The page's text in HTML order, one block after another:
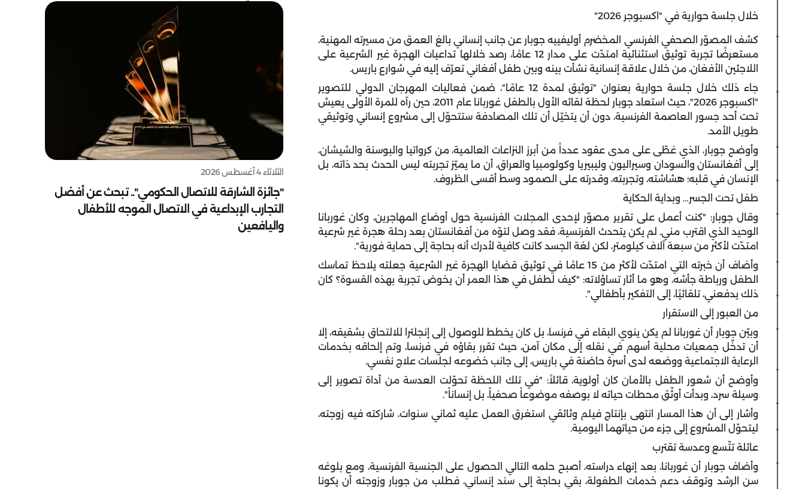
خلال جلسة حوارية في "اكسبوجر 2026"
كشف المصوّر الصحفي الفرنسي المخضرم أوليفييه جوبار عن جانب إنساني بالغ العمق من مسيرته المهنية،
مستعرضًا تجربة توثيق استثنائية امتدّت على مدار 12 عامًا، رصد خلالها تداعيات الهجرة غير الشرعية على
اللاجئين الأفغان، من خلال علاقة إنسانية نشأت بينه وبين طفل أفغاني تعرّف إليه في شوارع باريس.
جاء ذلك خلال جلسة حوارية بعنوان "توثيق لمدة 12 عامًا"، ضمن فعاليات المهرجان الدولي للتصوير
"اكسبوجر 2026"، حيث استعاد جوبار لحظة لقائه الأول بالطفل غوربانا عام 2011، حين رآه للمرة الأولى يعيش
تحت أحد جسور العاصمة الفرنسية، دون أن يتخيّل أن تلك المصادفة ستتحوّل إلى مشروع إنساني وتوثيقي
طويل الأمد.
وأوضح جوبار، الذي غطّى على مدى عقود عدداً من أبرز النزاعات العالمية، من كرواتيا والبوسنة والشيشان،
إلى أفغانستان والسودان وسيراليون وليبيريا وكولومبيا والعراق، أن ما يميّز تجربته ليس الحدث بحد ذاته، بل
الإنسان في قلبه؛ هشاشته، وتجربته، وقدرته على الصمود وسط أقسى الظروف.
طفل تحت الجسر… وبداية الحكاية
وقال جوبار: "كنت أعمل على تقرير مصوّر لإحدى المجلات الفرنسية حول أوضاع المهاجرين، وكان غوربانا
الوحيد الذي اقترب مني. لم يكن يتحدث الفرنسية، فقد وصل لتوّه من أفغانستان بعد رحلة هجرة غير شرعية
امتدّت لأكثر من سبعة آلاف كيلومتر، لكن لغة الجسد كانت كافية لأدرك أنه بحاجة إلى حماية فورية".
وأضاف أن خبرته التي امتدّت لأكثر من 15 عامًا في توثيق قضايا الهجرة غير الشرعية جعلته يلاحظ تماسك
الطفل ورباطة جأشه، وهو ما أثار تساؤلاته: "كيف لطفل في هذا العمر أن يخوض تجربة بهذه القسوة؟ كان
ذلك يدفعني، تلقائيًا، إلى التفكير بأطفالي".
من العبور إلى الاستقرار
وبيّن جوبار أن غوربانا لم يكن ينوي البقاء في فرنسا، بل كان يخطط للوصول إلى إنجلترا للالتحاق بشقيقه، إلا
أن تدخّل جمعيات محلية أسهم في نقله إلى مكان آمن، حيث تقرر بقاؤه في فرنسا، وتم إلحاقه بخدمات
الرعاية الاجتماعية ووضعه لدى أسرة حاضنة في باريس، إلى جانب خضوعه لجلسات علاج نفسي.
وأوضح أن شعور الطفل بالأمان كان أولوية، قائلاً: "في تلك اللحظة تحوّلت العدسة من أداة تصوير إلى
وسيلة سرد، وبدأت أوثّق محطات حياته لا بوصفه موضوعاً صحفياً، بل إنساناً".
وأشار إلى أن هذا المسار انتهى بإنتاج فيلم وثائقي استغرق العمل عليه ثماني سنوات، شاركته فيه زوجته،
ليتحوّل المشروع إلى جزء من حياتهما اليومية.
عائلة تتّسع وعدسة تقترب
وأضاف جوبار أن غوربانا، بعد إنهاء دراسته، أصبح حلمه التالي الحصول على الجنسية الفرنسية، ومع بلوغه
سن الرشد وتوقف دعم خدمات الطفولة، بقي بحاجة إلى سند إنساني، فطلب من جوبار وزوجته أن يكونا
الثلاثاء 4 أغسطس 2026
"جائزة الشارقة للاتصال الحكومي".. تبحث عن أفضل
التجارب الإبداعية في الاتصال الموجه للأطفال
واليافعين